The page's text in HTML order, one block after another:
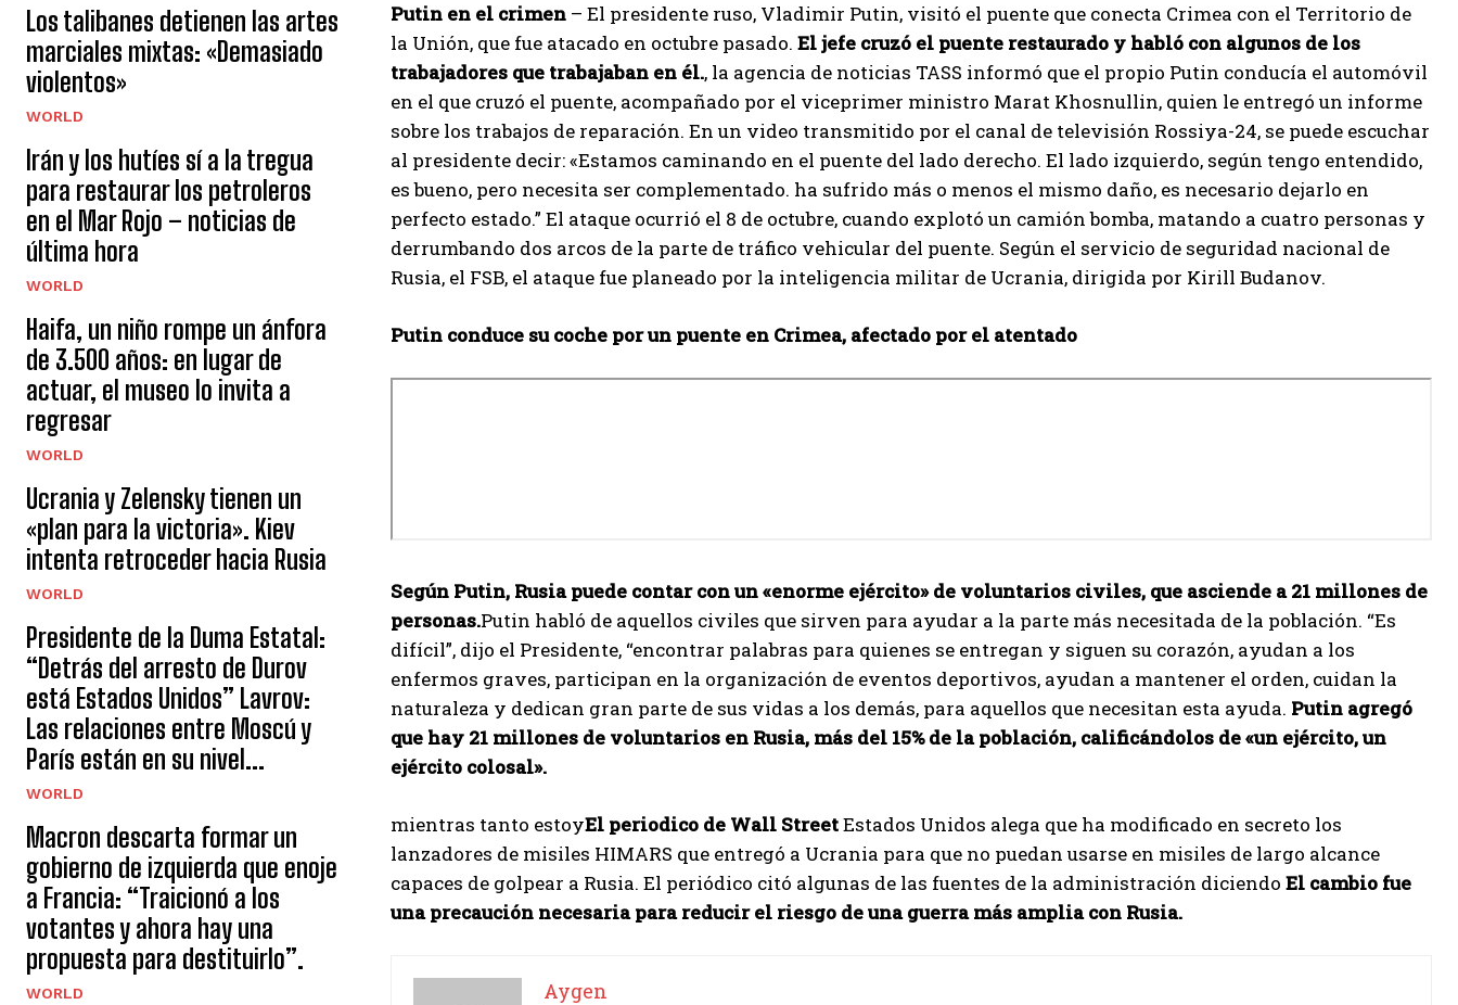
I WANT IN
Los talibanes detienen las artes
marciales mixtas: «Demasiado
violentos»
WORLD
Irán y los hutíes sí a la tregua
para restaurar los petroleros
en el Mar Rojo – noticias de
última hora
WORLD
Haifa, un niño rompe un ánfora
de 3.500 años: en lugar de
actuar, el museo lo invita a
regresar
WORLD
Ucrania y Zelensky tienen un
«plan para la victoria». Kiev
intenta retroceder hacia Rusia
WORLD
Presidente de la Duma Estatal:
“Detrás del arresto de Durov
está Estados Unidos” Lavrov:
Las relaciones entre Moscú y
París están en su nivel...
WORLD
Macron descarta formar un
gobierno de izquierda que enoje
a Francia: “Traicionó a los
votantes y ahora hay una
propuesta para destituirlo”.
WORLD
Putin en el crimen – El presidente ruso, Vladimir Putin, visitó el puente que conecta Crimea con el Territorio de
la Unión, que fue atacado en octubre pasado. El jefe cruzó el puente restaurado y habló con algunos de los
trabajadores que trabajaban en él., la agencia de noticias TASS informó que el propio Putin conducía el automóvil
en el que cruzó el puente, acompañado por el viceprimer ministro Marat Khosnullin, quien le entregó un informe
sobre los trabajos de reparación. En un video transmitido por el canal de televisión Rossiya-24, se puede escuchar
al presidente decir: «Estamos caminando en el puente del lado derecho. El lado izquierdo, según tengo entendido,
es bueno, pero necesita ser complementado. ha sufrido más o menos el mismo daño, es necesario dejarlo en
perfecto estado.” El ataque ocurrió el 8 de octubre, cuando explotó un camión bomba, matando a cuatro personas y
derrumbando dos arcos de la parte de tráfico vehicular del puente. Según el servicio de seguridad nacional de
Rusia, el FSB, el ataque fue planeado por la inteligencia militar de Ucrania, dirigida por Kirill Budanov.
Putin conduce su coche por un puente en Crimea, afectado por el atentado
Según Putin, Rusia puede contar con un «enorme ejército» de voluntarios civiles, que asciende a 21 millones de
personas.Putin habló de aquellos civiles que sirven para ayudar a la parte más necesitada de la población. “Es
difícil”, dijo el Presidente, “encontrar palabras para quienes se entregan y siguen su corazón, ayudan a los
enfermos graves, participan en la organización de eventos deportivos, ayudan a mantener el orden, cuidan la
naturaleza y dedican gran parte de sus vidas a los demás, para aquellos que necesitan esta ayuda. Putin agregó
que hay 21 millones de voluntarios en Rusia, más del 15% de la población, calificándolos de «un ejército, un
ejército colosal».
mientras tanto estoyEl periodico de Wall StreetEstados Unidos alega que ha modificado en secreto los
lanzadores de misiles HIMARS que entregó a Ucrania para que no puedan usarse en misiles de largo alcance
capaces de golpear a Rusia. El periódico citó algunas de las fuentes de la administración diciendo El cambio fue
una precaución necesaria para reducir el riesgo de una guerra más amplia con Rusia.
Aygen